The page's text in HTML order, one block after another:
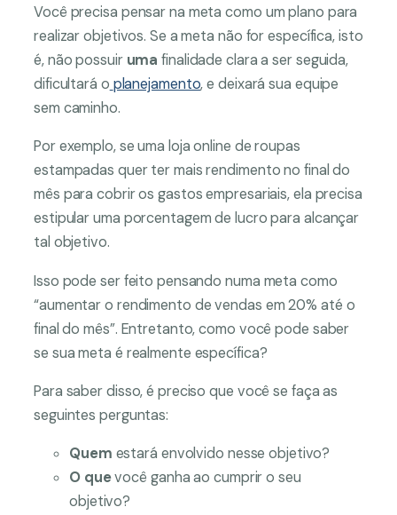
Você precisa pensar na meta como um plano para
realizar objetivos. Se a meta não for específica, isto
é, não possuir umafinalidade clara a ser seguida,
dificultará o planejamento, e deixará sua equipe
sem caminho.
Por exemplo, se uma loja online de roupas
estampadas quer ter mais rendimento no final do
mês para cobrir os gastos empresariais, ela precisa
estipular uma porcentagem de lucro para alcançar
tal objetivo.
Isso pode ser feito pensando numa meta como
“aumentar o rendimento de vendas em 20% até o
final do mês”. Entretanto, como você pode saber
se sua meta é realmente específica?
Para saber disso, é preciso que você se faça as
seguintes perguntas:
Quem estará envolvido nesse objetivo?
O quevocê ganha ao cumprir o seu
objetivo?